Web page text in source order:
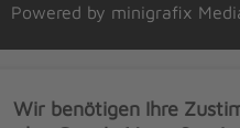
Powered by minigrafix
Wir benötigen Ihre